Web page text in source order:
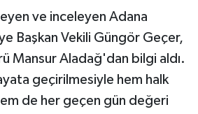
ve inceleyen Adana
Başkan Vekili Güngör Geçer,
Mansur Aladağ'dan bilgi aldı.
geçirilmesiyle hem halk
hem de her geçen gün değeri